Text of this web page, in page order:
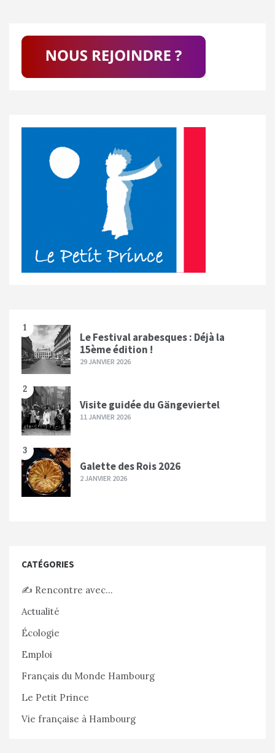
1
Le Festival arabesques : Déjà la
15ème édition !
29 JANVIER 2026
2
Visite guidée du Gängeviertel
11 JANVIER 2026
3
Galette des Rois 2026
2 JANVIER 2026
CATÉGORIES
✍️ Rencontre avec…
Actualité
Écologie
Emploi
Français du Monde Hambourg
Le Petit Prince
Vie française à Hambourg